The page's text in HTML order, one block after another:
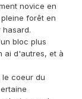
novice en
forêt en
hasard.
bloc plus
ai d'autres, et à
le coeur du